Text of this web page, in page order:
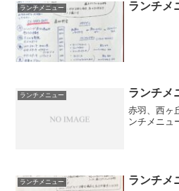
ランチメニュー ランチメ
ランチメニュー ランチメ
赤羽、西ヶ
ンチメニュ
ランチメニュー ランチメ